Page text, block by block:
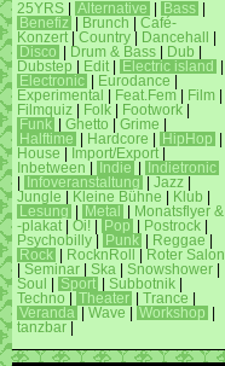
25YRS Alternative Bass
Benefiz
Brunch
Café-
Konzert
Country Dancehall
Disco
Drum & Bass Dub
Dubstep
Edit Electric island
Electronic
Eurodance
Experimental
Feat.Fem Film
Filmquiz
Folk Footwork
Funk
Ghetto Grime
Halftime
Hardcore HipHop
House
Import/Export
Inbetween
Indie
Indietronic
Infoveranstaltung Jazz
Jungle
Kleine Bühne Klub
Lesung
Metal
Monatsflyer &
-plakat
Oi! Pop Postrock
Psychobilly
Punk Reggae
Rock
RocknRoll
Roter Salon
Seminar Ska Snowshower
Soul
Sport Subbotnik
Techno
Theater Trance
Veranda
Wave Workshop
tanzbar